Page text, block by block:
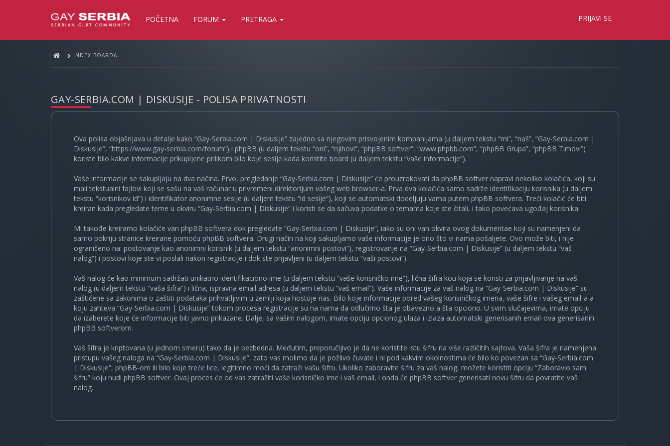
POČETNA FORUM PRETRAGA PRIJAVI SE
INDEX BOARDA
GAY-SERBIA.COM | DISKUSIJE - POLISA PRIVATNOSTI
Ova polisa objašnjava u detalje kako “Gay-Serbia.com | Diskusije” zajedno sa njegovim prisvojenim kompanijama (u daljem tekstu “mi”, “naš”, “Gay-Serbia.com |
Diskusije”, “https://www.gay-serbia.com/forum”) i phpBB (u daljem tekstu “oni”, “njihovi”, “phpBB softver”, “www.phpbb.com”, “phpBB Grupa”, “phpBB Timovi”)
koriste bilo kakve informacije prikupljene prilikom bilo koje sesije kada koristite board (u daljem tekstu “vaše informacije”).
Vaše informacije se sakupljaju na dva načina. Prvo, pregledanje “Gay-Serbia.com | Diskusije” će prouzrokovati da phpBB softver napravi nekoliko kolačića, koji su
mali tekstualni fajlovi koji se sašu na vaš računar u privremeni direktorijum vašeg web browser-a. Prva dva kolačića samo sadrže identifikaciju korisnika (u daljem
tekstu “korisnikov id”) i identifikator anonimne sesije (u daljem tekstu “id sesije”), koji se automatski dodeljuju vama putem phpBB softvera. Treći kolačić će biti
kreiran kada pregledate teme u okviru “Gay-Serbia.com | Diskusije” i koristi se da sačuva podatke o temama koje ste čitali, i tako povećava ugođaj korisnika.
Mi takođe kreiramo kolačiće van phpBB softvera dok pregledate “Gay-Serbia.com | Diskusije”, iako su oni van okvira ovog dokumentae koji su namenjeni da
samo pokriju stranice kreirane pomoću phpBB softvera. Drugi način na koji sakupljamo vaše informacije je ono što vi nama pošaljete. Ovo može biti, i nije
ograničeno na: postovanje kao anonimni korisnik (u daljem tekstu “anonimni postovi”), registrovanje na “Gay-Serbia.com | Diskusije” (u daljem tekstu “vaš
nalog”) i postovi koje ste vi poslali nakon registracije i dok ste prijavljeni (u daljem tekstu “vaši postovi”).
Vaš nalog će kao minimum sadržati unikatno identifikaciono ime (u daljem tekstu “vaše korisničko ime”), lična šifra kou koja se koristi za prijavljivanje na vaš
nalog (u daljem tekstu “vaša šifra”) i lična, ispravna email adresa (u daljem tekstu “vaš email”). Vaše informacije za vaš nalog na “Gay-Serbia.com | Diskusije” su
zaštićene sa zakonima o zaštiti podataka prihvatljivim u zemlji koja hostuje nas. Bilo koje informacije pored vašeg korisničkog imena, vaše šifre i vašeg email-a a
koju zahteva “Gay-Serbia.com | Diskusije” tokom procesa registracije su na nama da odlučimo šta je obavezno a šta opciono. U svim slučajevima, imate opciju
da izaberete koje će informacije biti javno prikazane. Dalje, sa vašim nalogom, imate opciju opcionog ulaza i izlaza automatski generisanih email-ova generisanih
phpBB softverom.
Vaš šifra je kriptovana (u jednom smeru) tako da je bezbedna. Međutim, preporučljivo je da ne koristite istu šifru na više različitih sajtova. Vaša šifra je namenjena
pristupu vašeg naloga na “Gay-Serbia.com | Diskusije”, zato vas molimo da je požlivo čuvate i ni pod kakvim okolnostima će bilo ko povezan sa “Gay-Serbia.com
| Diskusije”, phpBB-om ili bilo koje treće lice, legitimno moći da zatraži vašu šifru. Ukoliko zaboravite šifru za vaš nalog, možete koristiti opciju “Zaboravio sam
šifru” koju nudi phpBB softver. Ovaj proces će od vas zatražiti vaše korisničko ime i vaš email, i onda će phpBB softver generisati novu šifru da povratite vaš
nalog.